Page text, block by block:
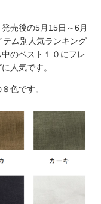
売後の5月15日～6月
ム別人気ランキング
のベスト１０にフレ
人気です。
色です。